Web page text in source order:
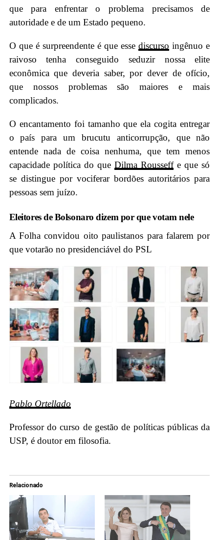
que para enfrentar o problema precisamos de
autoridade e de um Estado pequeno.
O que é surpreendente é que essediscurso ingênuo e
raivoso tenha conseguido seduzir nossa elite
econômica que deveria saber, por dever de ofício,
que nossos problemas são maiores e mais
complicados.
O encantamento foi tamanho que ela cogita entregar
o país para um brucutu anticorrupção, que não
entende nada de coisa nenhuma, que tem menos
capacidade política do que Dilma Rousseffe que só
se distingue por vociferar bordões autoritários para
pessoas sem juízo.
Eleitores de Bolsonaro dizem por que votam nele
A Folha convidou oito paulistanos para falarem por
que votarão no presidenciável do PSL
Pablo Ortellado
Professor do curso de gestão de políticas públicas da
USP, é doutor em filosofia.
Relacionado